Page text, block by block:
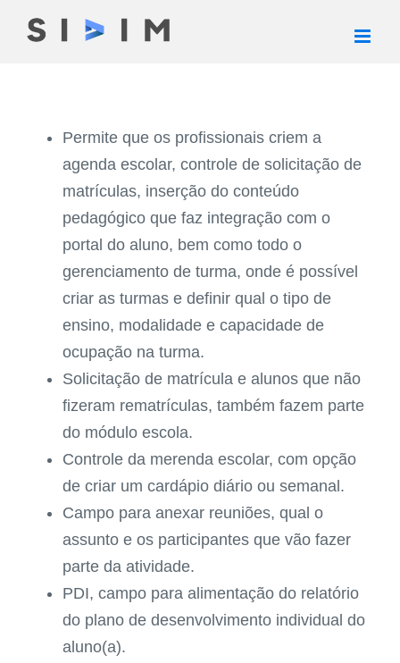
para
Permite que os profissionais criem a
agenda escolar, controle de solicitação de
matrículas, inserção do conteúdo
pedagógico que faz integração com o
portal do aluno, bem como todo o
gerenciamento de turma, onde é possível
criar as turmas e definir qual o tipo de
ensino, modalidade e capacidade de
ocupação na turma.
Solicitação de matrícula e alunos que não
fizeram rematrículas, também fazem parte
do módulo escola.
Controle da merenda escolar, com opção
de criar um cardápio diário ou semanal.
Campo para anexar reuniões, qual o
assunto e os participantes que vão fazer
parte da atividade.
PDI, campo para alimentação do relatório
do plano de desenvolvimento individual do
aluno(a).